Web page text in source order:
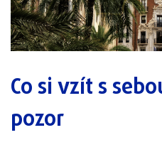
Co si vzít s
pozor